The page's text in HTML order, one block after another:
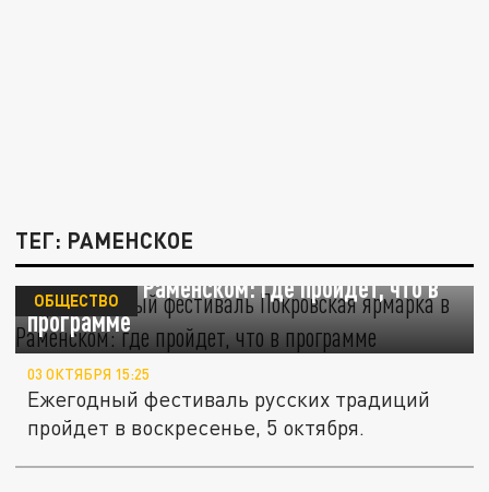
ТЕГ: РАМЕНСКОЕ
Православный фестиваль "Покровская
ярмарка" в Раменском: где пройдет, что в
программе
ОБЩЕСТВО
03 ОКТЯБРЯ 15:25
Ежегодный фестиваль русских традиций
пройдет в воскресенье, 5 октября.